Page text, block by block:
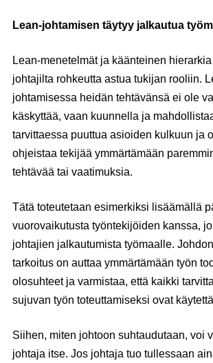
Lean-johtamisen täytyy jalkautua
Lean-menetelmät ja käänteinen
johtajilta rohkeutta astua tukijan rooliin.
johtamisessa heidän tehtävänsä ei ole
käskyttää, vaan kuunnella ja
tarvittaessa puuttua asioiden kulkuun ja
ohjeistaa tekijää ymmärtämään
tehtävää tai vaatimuksia.
Tätä toteutetaan esimerkiksi lisäämällä
vuorovaikutusta työntekijöiden kanssa,
johtajien jalkautumista työmaalle.
tarkoitus on auttaa ymmärtämään työn
olosuhteet ja varmistaa, että kaikki
sujuvan työn toteuttamiseksi ovat
Siihen, miten johtoon suhtaudutaan, voi
johtaja itse. Jos johtaja tuo tullessaan